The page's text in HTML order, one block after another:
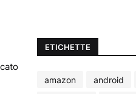
ETICHETTE
amazon android